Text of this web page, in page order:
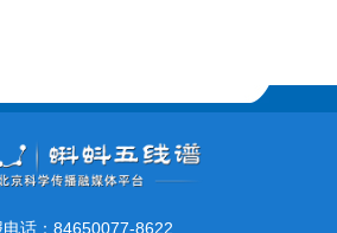
电话：84650077-8622